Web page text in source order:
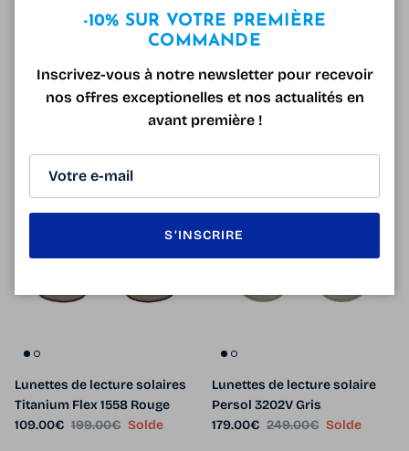
Lunettes de lecture solaires
Solde
Lunettes de lecture solaires
Titanium Flex 1522B Kaki
Prix soldé
109.00€
Lunettes de lecture solaires
Titanium Flex 1558 Rouge
Prix soldé
109.00€ Prix habituel
199.00€ Solde
1 en stock
Lunettes de lecture solaire
Persol 3202V Gris
Prix soldé
179.00€ Prix habituel
249.00€ Solde
-10% SUR VOTRE PREMIÈRE
COMMANDE
Inscrivez-vous à notre newsletter pour recevoir
nos offres exceptionelles et nos actualités en
avant première !
S’INSCRIRE